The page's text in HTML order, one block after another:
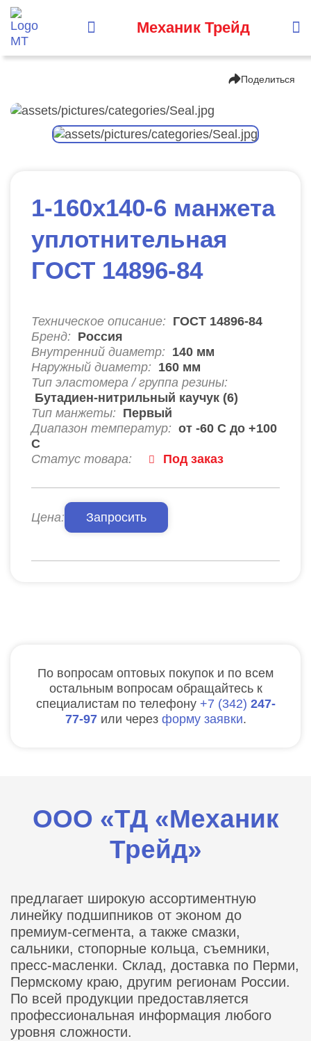
Механик Трейд
Поделиться
1-160х140-6 манжета
уплотнительная
ГОСТ 14896-84
Техническое описание: ГОСТ 14896-84
Бренд: Россия
Внутренний диаметр: 140 мм
Наружный диаметр: 160 мм
Тип эластомера / группа резины:
Бутадиен-нитрильный каучук (6)
Тип манжеты: Первый
Диапазон температур: от -60 С до +100
С
Статус товара:
Под заказ
Цена: Запросить
По вопросам оптовых покупок и по всем
остальным вопросам обращайтесь к
специалистам по телефону
7 342 247-
77-97 или через форму заявки.
ООО «ТД «Механик
Трейд»
предлагает широкую ассортиментную
линейку подшипников от эконом до
премиум-сегмента, а также смазки,
сальники, стопорные кольца, съемники,
пресс-масленки. Склад, доставка по Перми,
Пермскому краю, другим регионам России.
По всей продукции предоставляется
профессиональная информация любого
уровня сложности.